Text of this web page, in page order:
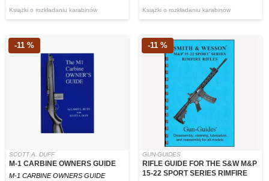
Książki o rozkładaniu karabinów Książki o rozkładaniu karabinów
-11 %
SCOTT A. DUFF
M-1 CARBINE OWNERS GUIDE
M-1 CARBINE OWNERS GUIDE
-11 %
GUN-GUIDES
RIFLE GUIDE FOR THE S&W M&P
15-22 SPORT SERIES RIMFIRE